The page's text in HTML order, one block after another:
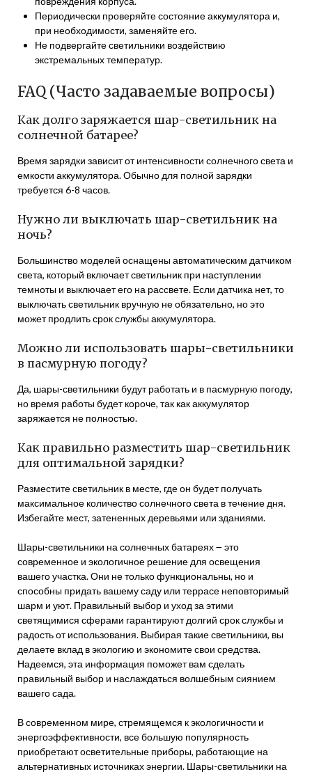
Периодически проверяйте состояние аккумулятора и,
при необходимости, заменяйте его.
Не подвергайте светильники воздействию
экстремальных температур.
FAQ (Часто задаваемые вопросы)
Как долго заряжается шар-светильник на
солнечной батарее?
Время зарядки зависит от интенсивности солнечного света и
емкости аккумулятора. Обычно для полной зарядки
требуется 6-8 часов.
Нужно ли выключать шар-светильник на
ночь?
Большинство моделей оснащены автоматическим датчиком
света, который включает светильник при наступлении
темноты и выключает его на рассвете. Если датчика нет, то
выключать светильник вручную не обязательно, но это
может продлить срок службы аккумулятора.
Можно ли использовать шары-светильники
в пасмурную погоду?
Да, шары-светильники будут работать и в пасмурную погоду,
но время работы будет короче, так как аккумулятор
заряжается не полностью.
Как правильно разместить шар-светильник
для оптимальной зарядки?
Разместите светильник в месте, где он будет получать
максимальное количество солнечного света в течение дня.
Избегайте мест, затененных деревьями или зданиями.
Шары-светильники на солнечных батареях ౼ это
современное и экологичное решение для освещения
вашего участка. Они не только функциональны, но и
способны придать вашему саду или террасе неповторимый
шарм и уют. Правильный выбор и уход за этими
светящимися сферами гарантируют долгий срок службы и
радость от использования. Выбирая такие светильники, вы
делаете вклад в экологию и экономите свои средства.
Надеемся, эта информация поможет вам сделать
правильный выбор и наслаждаться волшебным сиянием
вашего сада.
В современном мире, стремящемся к экологичности и
энергоэффективности, все большую популярность
приобретают осветительные приборы, работающие на
альтернативных источниках энергии. Шары-светильники на